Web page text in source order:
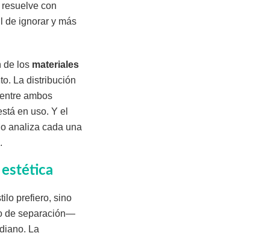
con
de ignorar y más
de los materiales
La distribución
ambos
en uso. Y el
analiza cada una
prefiero, sino
de separación—
La